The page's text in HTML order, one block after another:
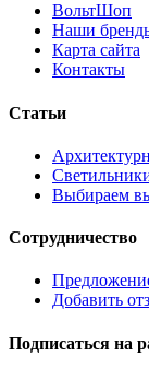
ВольтШоп
Наши
Карта сайта
Контакты
Статьи
Выбираем
Сотрудничество
Добавить
Подписаться на